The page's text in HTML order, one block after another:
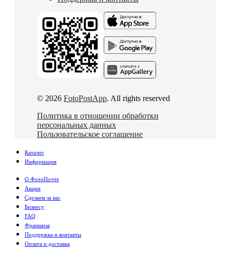
© 2026 FotoPostApp. All rights reserved
Политика в отношении обработки
персональных данных
Пользовательское соглашение
Каталог
Информация
О ФотоПочте
Акции
Сделаем за вас
Бизнесу
FAQ
Франшиза
Поддержка и контакты
Оплата и доставка